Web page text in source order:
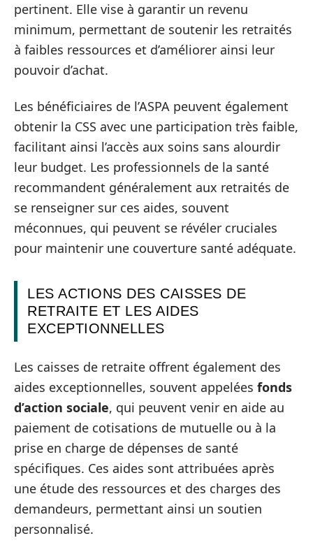
pertinent. Elle vise à garantir un revenu
minimum, permettant de soutenir les retraités
à faibles ressources et d’améliorer ainsi leur
pouvoir d’achat.
Les bénéficiaires de l’ASPA peuvent également
obtenir la CSS avec une participation très faible,
facilitant ainsi l’accès aux soins sans alourdir
leur budget. Les professionnels de la santé
recommandent généralement aux retraités de
se renseigner sur ces aides, souvent
méconnues, qui peuvent se révéler cruciales
pour maintenir une couverture santé adéquate.
LES ACTIONS DES CAISSES DE
RETRAITE ET LES AIDES
EXCEPTIONNELLES
Les caisses de retraite offrent également des
aides exceptionnelles, souvent appelées fonds
d’action sociale, qui peuvent venir en aide au
paiement de cotisations de mutuelle ou à la
prise en charge de dépenses de santé
spécifiques. Ces aides sont attribuées après
une étude des ressources et des charges des
demandeurs, permettant ainsi un soutien
personnalisé.